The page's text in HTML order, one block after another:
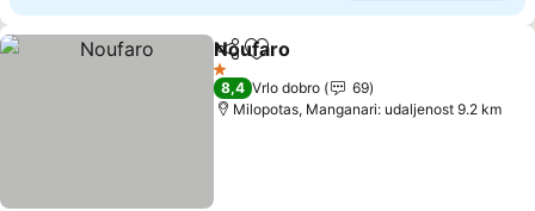
Deli Dodati u favorite
Noufaro
1 Zvezdice
8,4 Vrlo dobro
69
Milopotas, Manganari: udaljenost 9.2 km